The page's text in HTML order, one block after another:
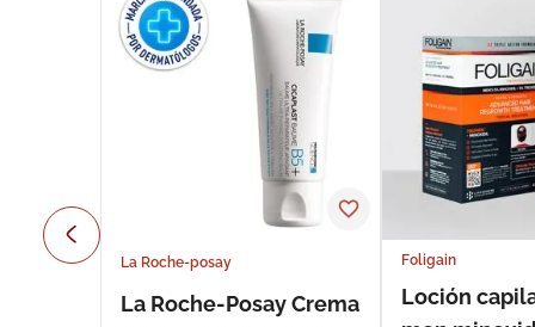
La Roche-posay
La Roche-Posay Crema
Foligain
Loción